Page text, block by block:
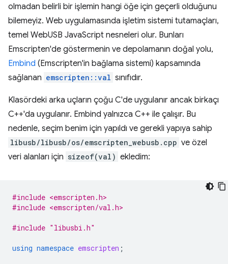
olmadan belirli bir işlemin hangi öğe için geçerli olduğunu
bilemeyiz. Web uygulamasında işletim sistemi tutamaçları,
temel WebUSB JavaScript nesneleri olur. Bunları
Emscripten'de göstermenin ve depolamanın doğal yolu,
Embind (Emscripten'in bağlama sistemi) kapsamında
sağlanan emscripten::val sınıfıdır.
Klasördeki arka uçların çoğu C'de uygulanır ancak birkaçı
C++'da uygulanır. Embind yalnızca C++ ile çalışır. Bu
nedenle, seçim benim için yapıldı ve gerekli yapıya sahip
libusb/libusb/os/emscripten_webusb.cpp ve özel
veri alanları için sizeof(val) ekledim:
#include <emscripten.h>
#include <emscripten/val.h>
#include "libusbi.h"
using namespace emscripten ;